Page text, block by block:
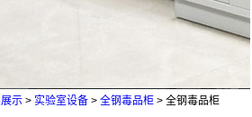
示 > 实验室设备 > 全钢毒品柜 > 全钢毒品柜